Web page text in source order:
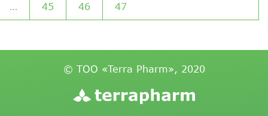
… 45 46 47
© ТОО «Terra Pharm», 2020